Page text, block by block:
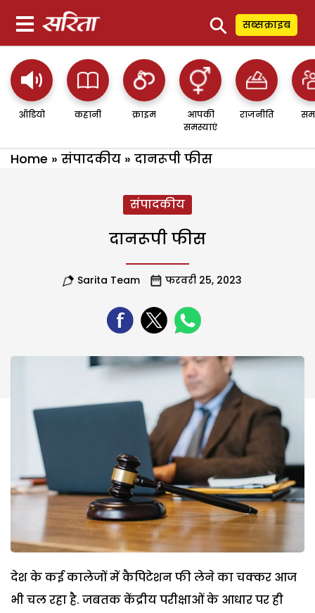
⚲ सब्सक्राइब
ऑडियो कहानी क्राइम
आपकी
समस्याएं
राजनीति
Home » संपादकीय » दानरूपी फीस
संपादकीय
दानरूपी फीस
Sarita Team फरवरी 25, 2023
देश के कई कालेजों में कैपिटेशन फी लेने का चक्कर आज
भी चल रहा है. जबतक केंद्रीय परीक्षाओं के आधार पर ही